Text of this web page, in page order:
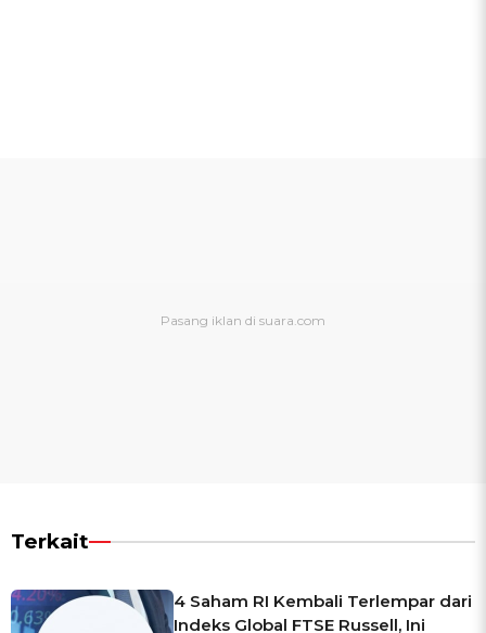
Terkait
4 Saham RI Kembali Terlempar dari
Indeks Global FTSE Russell, Ini